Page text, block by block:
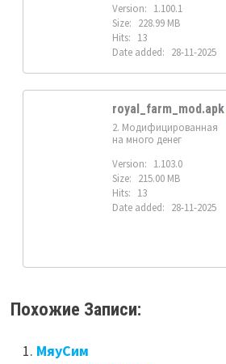
Version: 1.100.1
Size: 228.99 MB
Hits: 13
Date added: 28-11-2025
royal_farm_mod.apk
2. Модифицированная
на много денег
Version: 1.103.0
Size: 215.00 MB
Hits: 13
Date added: 28-11-2025
Похожие Записи:
МяуСим